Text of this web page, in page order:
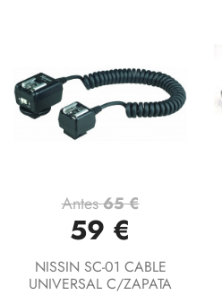
Antes65 €
59 €
NISSIN SC-01 CABLE
UNIVERSAL C/ZAPATA